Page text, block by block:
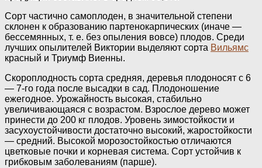
Сорт частично самоплоден, в значительной степени
склонен к образованию партенокарпических (иначе —
бессемянных, т. е. без опыления вовсе) плодов. Среди
лучших опылителей Виктории выделяют сорта Вильямс
красный и Триумф Виенны.
Скороплодность сорта средняя, деревья плодоносят с 6
— 7-го года после высадки в сад. Плодоношение
ежегодное. Урожайность высокая, стабильно
увеличивающаяся с возрастом. Взрослое дерево может
принести до 200 кг плодов. Уровень зимостойкости и
засухоустойчивости достаточно высокий, жаростойкости
— средний. Высокой морозостойкостью отличаются
цветковые почки и корневая система. Сорт устойчив к
грибковым заболеваниям (парше).